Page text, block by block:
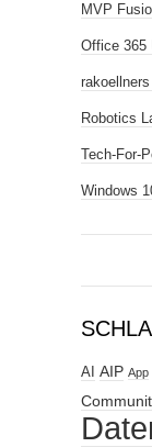
MVP
Office 365
Robotics
Tech-For-
Windows
AI AIP App